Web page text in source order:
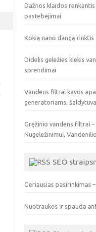
Dažnos klaidos
pastebėjimai
Kokią nano dangą
Didelis geležies kiekis
sprendimai
Vandens filtrai kavos
generatoriams,
Gręžinio vandens filtrai
Nugeležinimui,
SEO
Geriausias pasirinkimas
Nuotraukos ir spauda